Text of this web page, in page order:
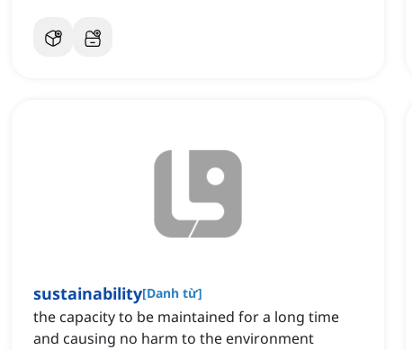
sustainability[Danh từ]
the capacity to be maintained for a long time
and causing no harm to the environment